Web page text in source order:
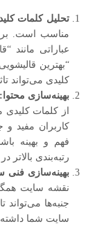
تحلیل کلمات
مناسب است.
عباراتی مانند
“بهترین
کلیدی می‌تواند
بهینه‌سازی محتوا:
از کلمات کلیدی
کاربران مفید
فهم و بهینه
رتبه‌بندی
بهینه‌سازی فنی
نقشه سایت
جنبه‌ها می‌تواند
سایت شما داشته